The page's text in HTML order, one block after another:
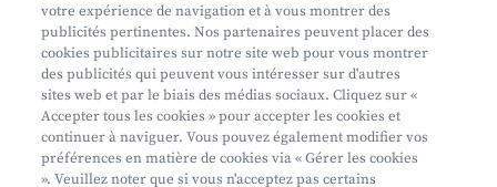
Phishing
Mifid
votre expérience de navigation et à vous montrer des
publicités pertinentes. Nos partenaires peuvent placer des
cookies publicitaires sur notre site web pour vous montrer
des publicités qui peuvent vous intéresser sur d'autres
sites web et par le biais des médias sociaux. Cliquez sur «
Accepter tous les cookies » pour accepter les cookies et
continuer à naviguer. Vous pouvez également modifier vos
préférences en matière de cookies via « Gérer les cookies
». Veuillez noter que si vous n'acceptez pas certains